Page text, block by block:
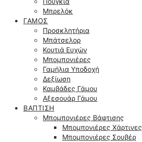
Μπρελόκ
ΓΆΜΟΣ
Προσκλητήρια
Μπάτσελορ
Κουτιά Ευχών
Μπομπονιέρες
Γαμήλια Υποδοχή
Δεξίωση
Καμβάδες Γάμου
Αξεσουάρ Γάμου
ΒΆΠΤΙΣΗ
Μπομπονιέρες Βάφτισης
Μπομπονιέρες Χάρτινες
Μπομπονιέρες Σουβέρ